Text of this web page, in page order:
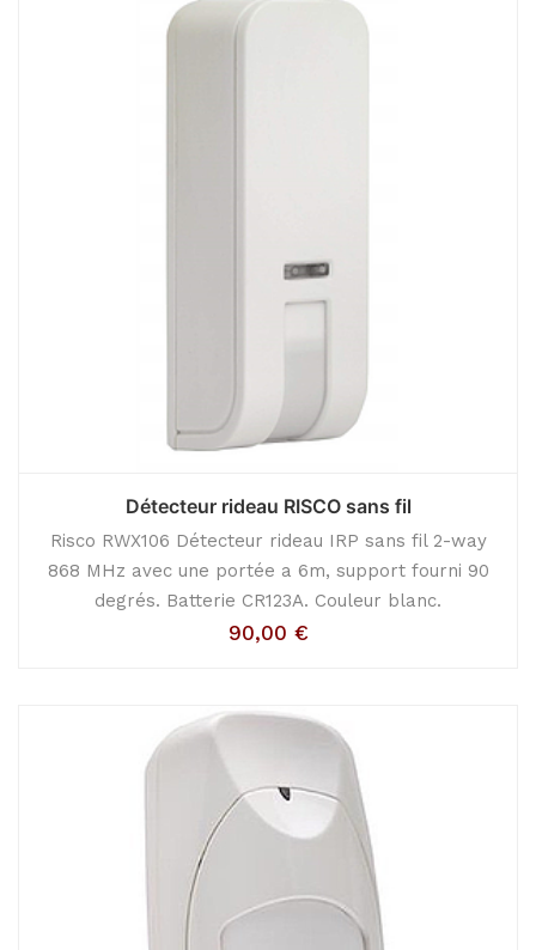
Détecteur rideau RISCO sans fil
Risco RWX106 Détecteur rideau IRP sans fil 2-way
868 MHz avec une portée a 6m, support fourni 90
degrés. Batterie CR123A. Couleur blanc.
90,00 €